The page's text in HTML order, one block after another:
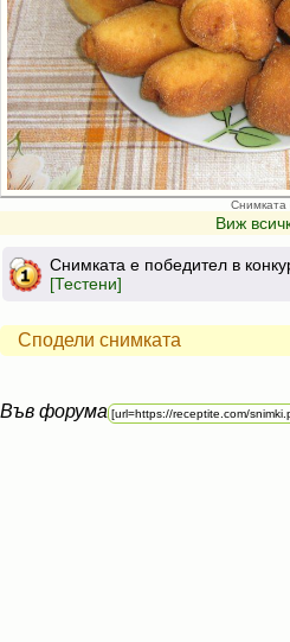
Снимката
Виж
Снимката е победител в
[Тестени]
Сподели снимката
Във форума